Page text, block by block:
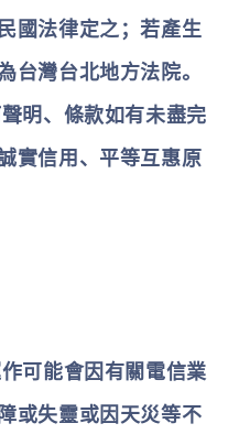
國法律定之；若產生
台灣台北地方法院。
明、條款如有未盡完
實信用、平等互惠原
可能會因有關電信業
或失靈或因天災等不